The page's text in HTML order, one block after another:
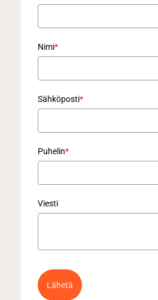
Nimi*
Sähköposti*
Puhelin*
Viesti
Lähetä